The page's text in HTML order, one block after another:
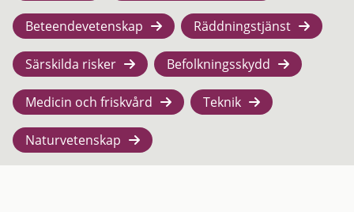
Beteendevetenskap Räddningstjänst
Särskilda risker Befolkningsskydd
Medicin och friskvård Teknik
Naturvetenskap